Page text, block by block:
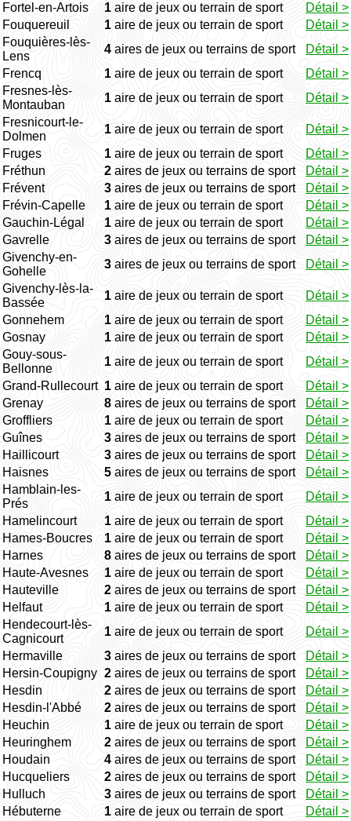
Fortel-en-Artois
1 aire de jeux ou terrain de sport
Détail >
Fouquereuil
1 aire de jeux ou terrain de sport
Détail >
Fouquières-lès-
Lens
4 aires de jeux ou terrains de sport
Détail >
Frencq
1 aire de jeux ou terrain de sport
Détail >
Fresnes-lès-
Montauban
1 aire de jeux ou terrain de sport
Détail >
Fresnicourt-le-
Dolmen
1 aire de jeux ou terrain de sport
Détail >
Fruges
1 aire de jeux ou terrain de sport
Détail >
Fréthun
2 aires de jeux ou terrains de sport
Détail >
Frévent
3 aires de jeux ou terrains de sport
Détail >
Frévin-Capelle
1 aire de jeux ou terrain de sport
Détail >
Gauchin-Légal
1 aire de jeux ou terrain de sport
Détail >
Gavrelle
3 aires de jeux ou terrains de sport
Détail >
Givenchy-en-
Gohelle
3 aires de jeux ou terrains de sport
Détail >
Givenchy-lès-la-
Bassée
1 aire de jeux ou terrain de sport
Détail >
Gonnehem
1 aire de jeux ou terrain de sport
Détail >
Gosnay
1 aire de jeux ou terrain de sport
Détail >
Gouy-sous-
Bellonne
1 aire de jeux ou terrain de sport
Détail >
Grand-Rullecourt 1 aire de jeux ou terrain de sport
Détail >
Grenay
8 aires de jeux ou terrains de sport
Détail >
Groffliers
1 aire de jeux ou terrain de sport
Détail >
Guînes
3 aires de jeux ou terrains de sport
Détail >
Haillicourt
3 aires de jeux ou terrains de sport
Détail >
Haisnes
5 aires de jeux ou terrains de sport
Détail >
Hamblain-les-
Prés
1 aire de jeux ou terrain de sport
Détail >
Hamelincourt
1 aire de jeux ou terrain de sport
Détail >
Hames-Boucres
1 aire de jeux ou terrain de sport
Détail >
Harnes
8 aires de jeux ou terrains de sport
Détail >
Haute-Avesnes
1 aire de jeux ou terrain de sport
Détail >
Hauteville
2 aires de jeux ou terrains de sport
Détail >
Helfaut
1 aire de jeux ou terrain de sport
Détail >
Hendecourt-lès-
Cagnicourt
1 aire de jeux ou terrain de sport
Détail >
Hermaville
3 aires de jeux ou terrains de sport
Détail >
Hersin-Coupigny 2 aires de jeux ou terrains de sport
Détail >
Hesdin
2 aires de jeux ou terrains de sport
Détail >
Hesdin-l'Abbé
2 aires de jeux ou terrains de sport
Détail >
Heuchin
1 aire de jeux ou terrain de sport
Détail >
Heuringhem
2 aires de jeux ou terrains de sport
Détail >
Houdain
4 aires de jeux ou terrains de sport
Détail >
Hucqueliers
2 aires de jeux ou terrains de sport
Détail >
Hulluch
3 aires de jeux ou terrains de sport
Détail >
Hébuterne
1 aire de jeux ou terrain de sport
Détail >